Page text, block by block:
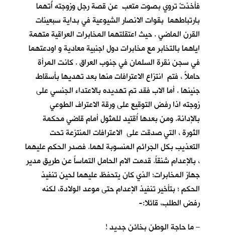
فأخذتْ تروي بصوت متعب عن قصة رجل وزوجته أُتهما
بارتباطهما بقوات الانصار الشيوعية في بداية سبعينات
القرن الماضي . حيث اعتقلتهما المخابرات العراقية متهمة
اياهما بالتخابر مع مخابرات دول اجنبية معادية و اودعتهما
في سجن نقرة السلمان في جنوب العراق . كانت المرأة
حاملاً ، فتم انتزاع الاعترافات منها بعد تهديها بأسقاط
جنينها . أما الاب فقد تم تهديده بالاعتداء الجنسي على
زوجته اذا رفض التوقيع على ورقة الاعتراف الطوعي
بالإدانة. ومن بعدها اُقتيد للمثول أمام قاضي محكمة
الثورة ، التي صدقت على الاعترافات المنتزعة تحت
التعذيب بكل الجرائم المنسوبة لهما. فصدر الحكم عليهما
، بالإعدام شنقاً. قدمت الام الحامل التماساً عن طريق مدير
جهاز المخابرات؛ الذي كان يتحفظ عليهما لحين تنفيذ
الحكم ؛ بتأخير تنفيذ الإعدام حتى موعد الولادة، لكنه
رفض الطلب، قائلا:-
– ما حاجة الوطن بخائن جديد !